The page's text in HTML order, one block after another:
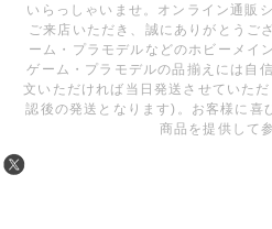
いらっしゃいませ。オンライン通販
ご来店いただき、誠にありがとうご
ーム・プラモデルなどのホビーメイ
ゲーム・プラモデルの品揃えには自
文いただければ当日発送させていた
認後の発送となります)。お客様に喜
商品を提供して